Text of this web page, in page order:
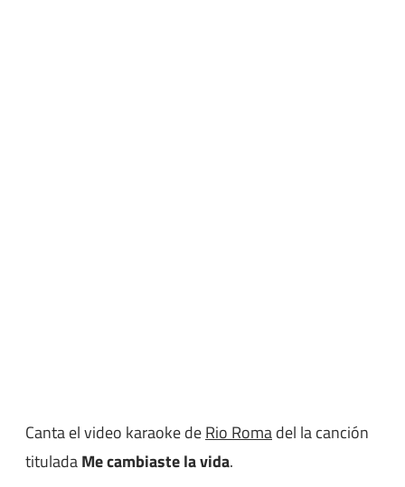
Canta el video karaoke deRio Romadel la canción
tituladaMe cambiaste la vida.